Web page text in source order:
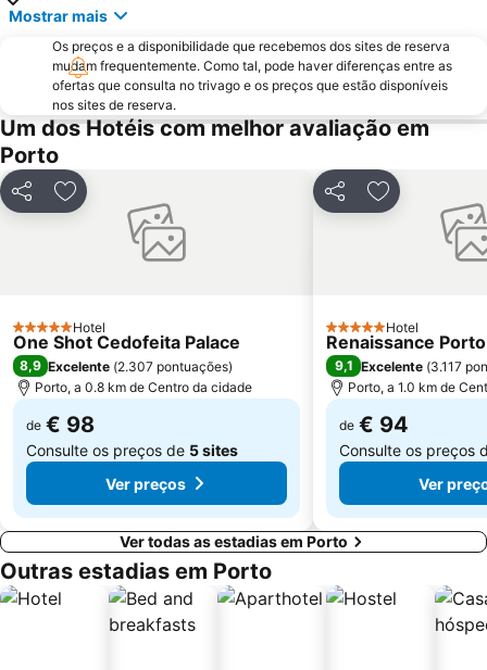
Europarque
Praia da Aguda
Parque da Cidade
Hotel Solverde Beach
Ponte Dom Luís I
da Póvoa de Varzim
da Madalena
Edificio da Alfândega
Mercado do Bolhão
Estádio Municipal de Braga - Estádio AXA
Aldeia Rural Preservada de Quintandona
Palacio do Freixo
Casino de Espinho
Parque do Palácio de Cristal
Arrábida Shopping
Praia de Esposende
Aquático de Fafe
Azurara Beach
Mostrar mais
Os preços e a disponibilidade que recebemos dos sites de reserva
mudam frequentemente. Como tal, pode haver diferenças entre as
ofertas que consulta no trivago e os preços que estão disponíveis
nos sites de reserva.
Um dos Hotéis com melhor avaliação em
Porto
PartilharAdicionar aos favoritos
5 EstrelasHotel
One Shot Cedofeita Palace
8,9 Excelente (2.307 pontuações)
Porto, a 0.8 km de Centro da cidade
de € 98
Consulte os preços de 5 sites
Ver preços
PartilharAdicionar
5 EstrelasHotel
Renaissance
9,1 Excelente (3.117
Porto, a 1.0 km de
de € 94
Consulte os preços
Ver
Ver todas as estadias em Porto
Outras estadias em Porto